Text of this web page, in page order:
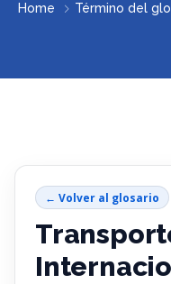
Home Término del
← Volver al glosario